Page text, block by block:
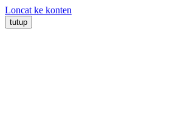
Loncat ke konten
tutup